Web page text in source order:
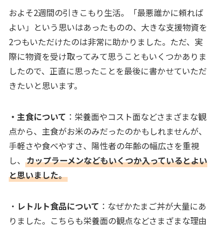
およそ2週間の引きこもり生活。「最悪誰かに頼れば
よい」という思いはあったものの、大きな支援物資を
2つもいただけたのは非常に助かりました。ただ、実
際に物資を受け取ってみて思うこともいくつかありま
したので、正直に思ったことを最後に書かせていただ
きたいと思います。
・主食について ：栄養面やコスト面などさまざまな観
点から、主食がお米のみだったのかもしれませんが、
手軽さや食べやすさ、陽性者の年齢の幅広さを重視
し、 カップラーメンなどもいくつか入っているとよい
と思いました。
・ レトルト食品について ：なぜかたまご丼が大量にあ
りました。こちらも栄養面の観点などさまざまな理由